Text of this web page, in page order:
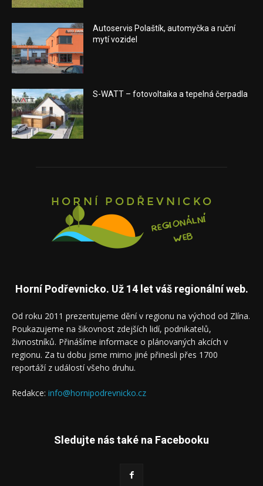
Autoservis Polaštík, automyčka a ruční
mytí vozidel
S-WATT – fotovoltaika a tepelná čerpadla
Horní Podřevnicko. Už 14 let váš regionální web.
Od roku 2011 prezentujeme dění v regionu na východ od Zlína.
Poukazujeme na šikovnost zdejších lidí, podnikatelů,
živnostníků. Přinášíme informace o plánovaných akcích v
regionu. Za tu dobu jsme mimo jiné přinesli přes 1700
reportáží z událostí všeho druhu.
Redakce: info@hornipodrevnicko.cz
Sledujte nás také na Facebooku